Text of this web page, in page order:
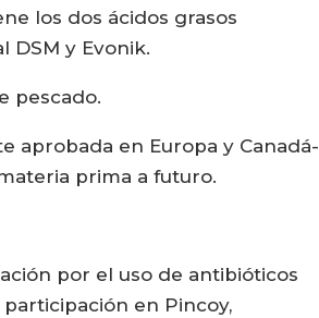
los dos ácidos grasos
DSM y Evonik.
pescado.
aprobada en Europa y Canadá-
prima a futuro.
por el uso de antibióticos
en Pincoy,